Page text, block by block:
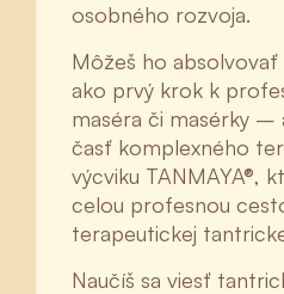
osobného rozvoja.
Môžeš ho
ako prvý krok k
maséra či masérky –
časť komplexného
výcviku TANMAYA®,
celou profesnou
terapeutickej
Naučíš sa viesť